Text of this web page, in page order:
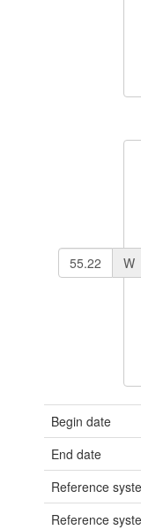
W
Begin date
End date
Reference
Reference